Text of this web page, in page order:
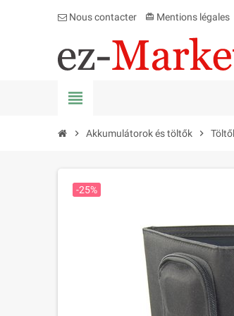
Nous contacter card_giftcard Mentions légales
view_headline
chevron_right Akkumulátorok és töltők chevron_right
-25%